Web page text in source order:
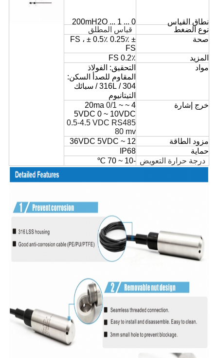
نطاق القياس
0 ... 1 ... 200mH2O
نوع الضغط
قياس المطلق
صحة
± 0.25٪ FS ، ± 0.5٪
FS
المزيد
0.2٪ FS
مواد
التحقيق: الفولاذ
المقاوم للصدأ السكن:
304 / 316L / سبائك
التيتانيوم
خرج إشارة
4 ~
20ma0/1 ~
5VDC 0 ~ 10VDC
0.5-4.5 VDC RS485
80 mv
مزود الطاقة
12 ~ 36VDC 5VDC
حماية
IP68
درجة حرارة التعويض -10 ~ 70 ℃